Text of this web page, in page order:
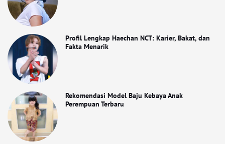
Profil Lengkap Haechan NCT: Karier, Bakat, dan
Fakta Menarik
Rekomendasi Model Baju Kebaya Anak
Perempuan Terbaru